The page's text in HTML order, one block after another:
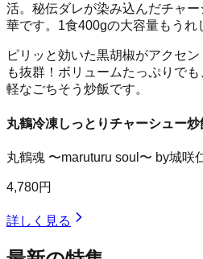
活。秘伝ダレが染み込んだチャ
華です。1食400gの大容量もうれ
ピリッと効いた黒胡椒がアクセ
も抜群！ボリュームたっぷりで
軽なごちそう炒飯です。
丸鶴冷凍しっとりチャーシュー炒
丸鶴魂 〜maruturu soul〜 by城咲
4,780円
詳しく見る